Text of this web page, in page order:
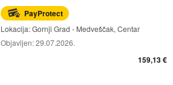
PayProtect
Lokacija:Gornji Grad - Medveščak, Centar
Objavljen:29.07.2026.
159,13 €